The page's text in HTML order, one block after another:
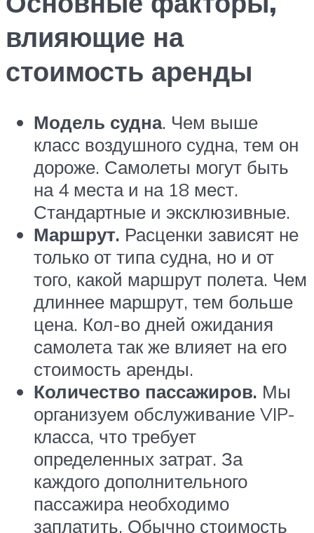
влияющие на
стоимость аренды
Модель судна. Чем выше
класс воздушного судна, тем он
дороже. Самолеты могут быть
на 4 места и на 18 мест.
Стандартные и эксклюзивные.
Маршрут. Расценки зависят не
только от типа судна, но и от
того, какой маршрут полета. Чем
длиннее маршрут, тем больше
цена. Кол-во дней ожидания
самолета так же влияет на его
стоимость аренды.
Количество пассажиров. Мы
организуем обслуживание VIP-
класса, что требует
определенных затрат. За
каждого дополнительного
пассажира необходимо
заплатить. Обычно стоимость